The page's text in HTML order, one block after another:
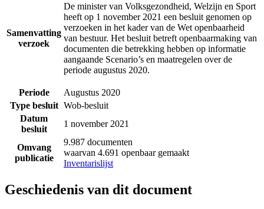
Samenvatting
verzoek
De minister van Volksgezondheid, Welzijn en Sport
heeft op 1 november 2021 een besluit genomen op
verzoeken in het kader van de Wet openbaarheid
van bestuur. Het besluit betreft openbaarmaking van
documenten die betrekking hebben op informatie
aangaande Scenario’s en maatregelen over de
periode augustus 2020.
Periode
Augustus 2020
Type besluit Wob-besluit
Datum
besluit
1 november 2021
Omvang
publicatie
9.987 documenten
waarvan 4.691 openbaar gemaakt
Inventarislijst
Geschiedenis van dit document